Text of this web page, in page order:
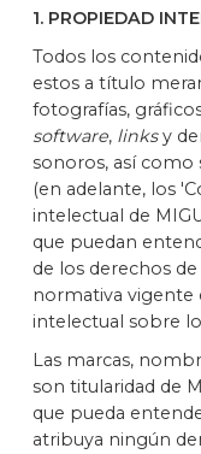
1. PROPIEDAD
Todos los
estos a título
fotografías,
software, linksy
sonoros, así como
(en adelante, los
intelectual de
que puedan
de los derechos
normativa vigente
intelectual sobre
Las marcas,
son titularidad de
que pueda
atribuya ningún